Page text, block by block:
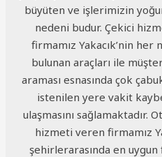
büyüten ve işlerimizin
nedeni budur. Çekici
firmamız Yakacık’nin her
bulunan araçları ile
araması esnasında çok
istenilen yere vakit
ulaşmasını sağlamaktadır.
hizmeti veren firmamız
şehirlerarasında en uygun